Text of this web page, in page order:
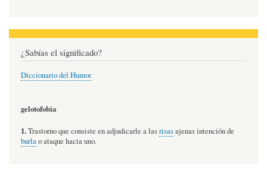
¿Sabías el significado?
Diccionario del Humor
gelotofobia
1.Trastorno que consiste en adjudicarle a lasrisasajenas intención de
burlao ataque hacia uno.